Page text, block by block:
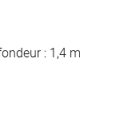
: 1,4 m